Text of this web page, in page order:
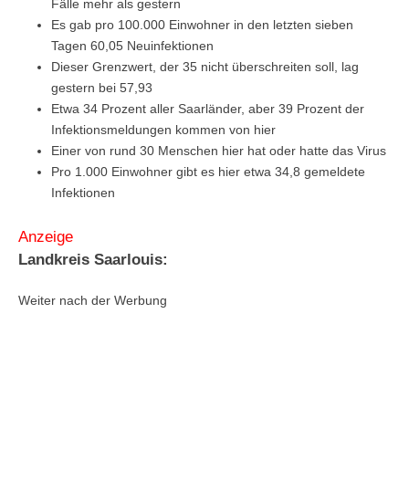
Fälle mehr als gestern
Es gab pro 100.000 Einwohner in den letzten sieben
Tagen 60,05 Neuinfektionen
Dieser Grenzwert, der 35 nicht überschreiten soll, lag
gestern bei 57,93
Etwa 34 Prozent aller Saarländer, aber 39 Prozent der
Infektionsmeldungen kommen von hier
Einer von rund 30 Menschen hier hat oder hatte das Virus
Pro 1.000 Einwohner gibt es hier etwa 34,8 gemeldete
Infektionen
Anzeige
Landkreis Saarlouis:
Weiter nach der Werbung